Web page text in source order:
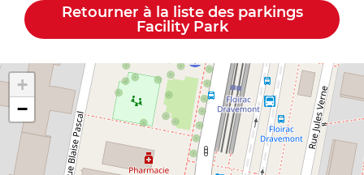
Retourner à la liste des parkings
Facility Park
+
−